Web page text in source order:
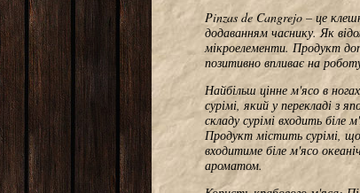
Pinzas de Cangrejo – це
додаванням часнику. Як
мікроелементи. Продукт
позитивно впливає на
Найбільш цінне м'ясо в
сурімі, який у перекладі з
складу сурімі входить біле
Продукт містить сурімі, що
входитиме біле м'ясо
ароматом.